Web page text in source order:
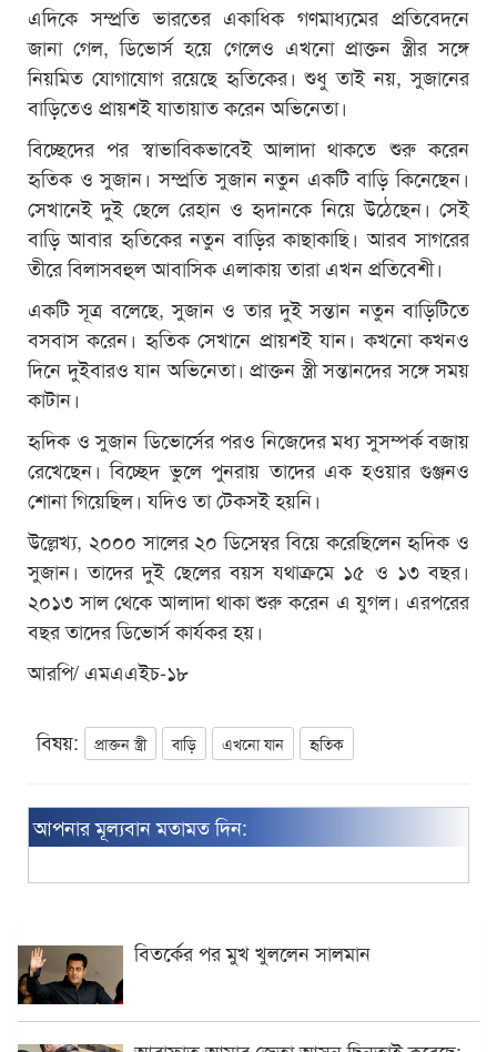
এদিকে সম্প্রতি ভারতের একাধিক গণমাধ্যমের প্রতিবেদনে
জানা গেল, ডিভোর্স হয়ে গেলেও এখনো প্রাক্তন স্ত্রীর সঙ্গে
নিয়মিত যোগাযোগ রয়েছে হৃতিকের। শুধু তাই নয়, সুজানের
বাড়িতেও প্রায়শই যাতায়াত করেন অভিনেতা।
বিচ্ছেদের পর স্বাভাবিকভাবেই আলাদা থাকতে শুরু করেন
হৃতিক ও সুজান। সম্প্রতি সুজান নতুন একটি বাড়ি কিনেছেন।
সেখানেই দুই ছেলে রেহান ও হৃদানকে নিয়ে উঠেছেন। সেই
বাড়ি আবার হৃতিকের নতুন বাড়ির কাছাকাছি। আরব সাগরের
তীরে বিলাসবহুল আবাসিক এলাকায় তারা এখন প্রতিবেশী।
একটি সূত্র বলেছে, সুজান ও তার দুই সন্তান নতুন বাড়িটিতে
বসবাস করেন। হৃতিক সেখানে প্রায়শই যান। কখনো কখনও
দিনে দুইবারও যান অভিনেতা। প্রাক্তন স্ত্রী সন্তানদের সঙ্গে সময়
কাটান।
হৃদিক ও সুজান ডিভোর্সের পরও নিজেদের মধ্য সুসম্পর্ক বজায়
রেখেছেন। বিচ্ছেদ ভুলে পুনরায় তাদের এক হওয়ার গুঞ্জনও
শোনা গিয়েছিল। যদিও তা টেকসই হয়নি।
উল্লেখ্য, ২০০০ সালের ২০ ডিসেম্বর বিয়ে করেছিলেন হৃদিক ও
সুজান। তাদের দুই ছেলের বয়স যথাক্রমে ১৫ ও ১৩ বছর।
২০১৩ সাল থেকে আলাদা থাকা শুরু করেন এ যুগল। এরপরের
বছর তাদের ডিভোর্স কার্যকর হয়।
আরপি/ এমএএইচ-১৮
বিষয়: প্রাক্তন স্ত্রী বাড়ি এখনো যান হৃতিক
আপনার মূল্যবান মতামত দিন:
বিতর্কের পর মুখ খুললেন সালমান